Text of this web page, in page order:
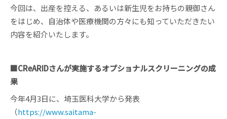
今回は、出産を控える、あるいは新生児をお持ちの親御さん
をはじめ、自治体や医療機関の方々にも知っていただきたい
内容を紹介いたします。
■CReARIDさんが実施するオプショナルスクリーニングの成
果
今年4月3日に、埼玉医科大学から発表
（https://www.saitama-